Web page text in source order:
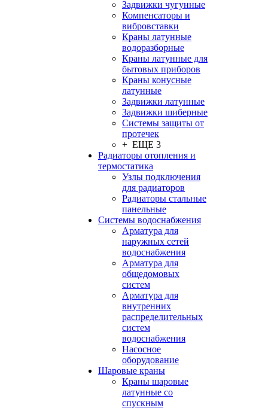
Задвижки чугунные
Компенсаторы и
вибровставки
Краны латунные
водоразборные
Краны латунные для
бытовых приборов
Краны конусные
латунные
Задвижки латунные
Задвижки шиберные
Системы защиты от
протечек
+ ЕЩЕ 3
Радиаторы отопления и
термостатика
Узлы подключения
для радиаторов
Радиаторы стальные
панельные
Системы водоснабжения
Арматура для
наружных сетей
водоснабжения
Арматура для
общедомовых
систем
Арматура для
внутренних
распределительных
систем
водоснабжения
Насосное
оборудование
Шаровые краны
Краны шаровые
латунные со
спускным